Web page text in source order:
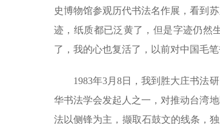
史博物馆参观历代书法名作展，看到
迹，纸质都已泛黄了，但是字迹仍然
了，我的心也复活了，以前对中国毛
1983年3月8日，我到胜大庄书法研
华书法学会发起人之一，对推动台湾
法以侧锋为主，撷取石鼓文的线条，